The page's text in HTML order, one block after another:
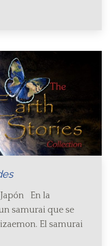
En la
samurai que se
El samurai